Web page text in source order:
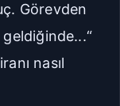
Görevden
nasıl